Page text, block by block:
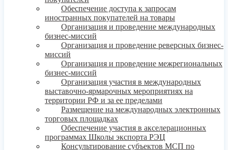
Обеспечение доступа к запросам
иностранных покупателей на товары
Организация и проведение международных
бизнес-миссий
Организация и проведение реверсных бизнес-
миссий
Организация и проведение межрегиональных
бизнес-миссий
Организация участия в международных
выставочно-ярмарочных мероприятиях на
территории РФ и за ее пределами
Размещение на международных электронных
торговых площадках
Обеспечение участия в акселерационных
программах Школы экспорта РЭЦ
Консультирование субъектов МСП по